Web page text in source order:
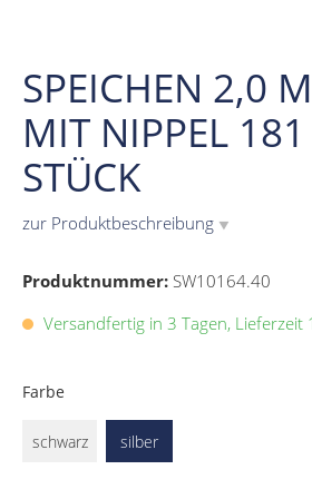
SPEICHEN 2,0
MIT NIPPEL
STÜCK
zur Produktbeschreibung ▼
Produktnummer: SW10164.40
Versandfertig in 3 Tagen, Lieferzeit
Farbe
schwarz silber